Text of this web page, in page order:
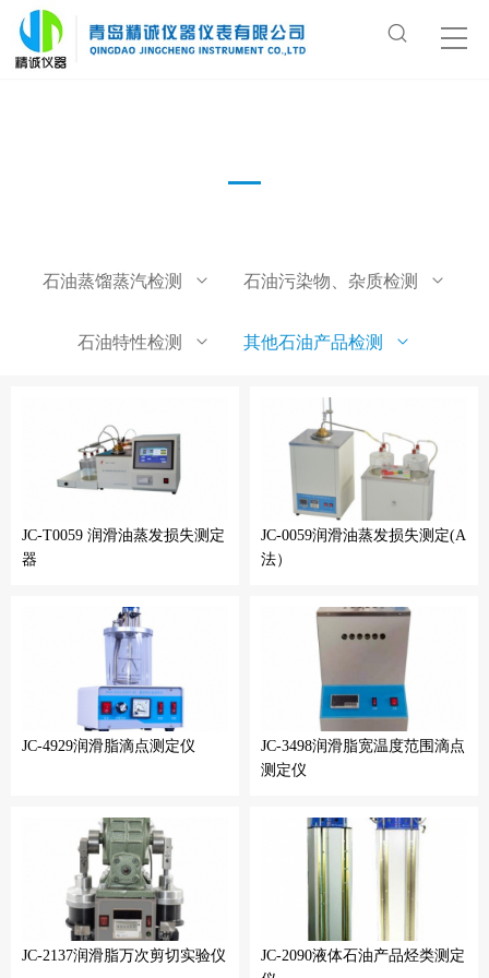
石油蒸馏蒸汽检测 石油污染物、杂质检测
石油特性检测 其他石油产品检测
JC-T0059 润滑油蒸发损失测定
器
JC-0059润滑油蒸发损失测定(A
法）
JC-4929润滑脂滴点测定仪
JC-3498润滑脂宽温度范围滴点
测定仪
JC-2137润滑脂万次剪切实验仪
JC-2090液体石油产品烃类测定